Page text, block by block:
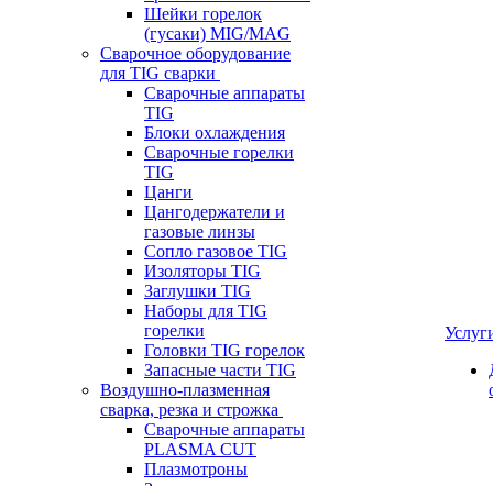
Шейки горелок
(гусаки) MIG/MAG
Сварочное оборудование
для TIG сварки
Сварочные аппараты
TIG
Блоки охлаждения
Сварочные горелки
TIG
Цанги
Цангодержатели и
газовые линзы
Сопло газовое TIG
Изоляторы TIG
Заглушки TIG
Наборы для TIG
горелки
Головки TIG горелок
Запасные части TIG
Воздушно-плазменная
сварка, резка и строжка
Сварочные аппараты
PLASMA CUT
Плазмотроны